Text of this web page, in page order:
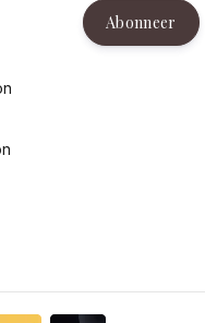
Abonneer